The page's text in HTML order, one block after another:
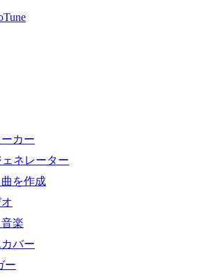
カー
ネレーター
を作成
楽
バー
ー